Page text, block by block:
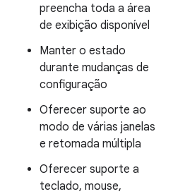
preencha toda a área
de exibição disponível
Manter o estado
durante mudanças de
configuração
Oferecer suporte ao
modo de várias janelas
e retomada múltipla
Oferecer suporte a
teclado, mouse,